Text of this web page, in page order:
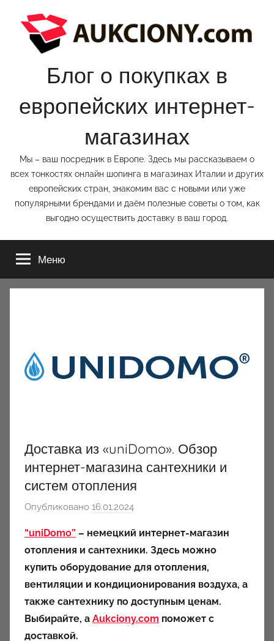
содержимому
Блог о покупках в
европейских интернет-
магазинах
Мы – ваш посредник в Европе. Здесь мы рассказываем о
всех тонкостях онлайн шопинга в магазинах Италии и других
европейских стран, знакомим вас с новыми или уже
популярными брендами и даём полезные советы о том, как
выгодно осуществить доставку в ваш город.
Меню
Доставка из «uniDomo». Обзор
интернет-магазина сантехники и
систем отопления
Опубликовано 16.01.2024
т
о
р
о
м
a
“uniDomo” – немецкий интернет-магазин
отопления и сантехники. Здесь можно
купить оборудование для отопления,
вентиляции и кондиционирования воздуха, а
также сантехнику по доступным ценам.
Выбирайте, а Aukciony.com поможет с
доставкой.